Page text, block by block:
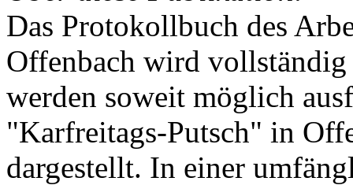
Das Protokollbuch des
Offenbach wird
werden soweit möglich
"Karfreitags-Putsch" in
dargestellt. In einer